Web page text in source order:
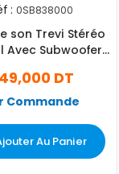
: 0SB838000
son Trevi Stéréo
Avec Subwoofer
DT
Commande
Au Panier